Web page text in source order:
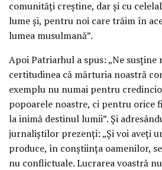
comunități creștine, dar și cu
lume și, pentru noi care trăim în
lumea musulmană”.
Apoi Patriarhul a spus: „Ne susține
certitudinea că mărturia noastră
exemplu nu numai pentru
popoarele noastre, ci pentru orice
la inimă destinul lumii”. Și
jurnaliștilor prezenți: „Și voi aveți
produce, în conștiința oamenilor,
nu conflictuale. Lucrarea voastră